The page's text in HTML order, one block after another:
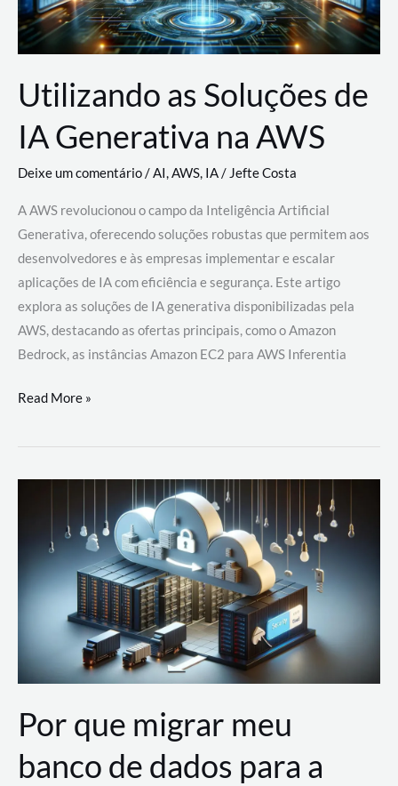
Utilizando as Soluções de
IA Generativa na AWS
Deixe um comentário/AI,AWS, IA/Jefte Costa
A AWS revolucionou o campo da Inteligência Artificial
Generativa, oferecendo soluções robustas que permitem aos
desenvolvedores e às empresas implementar e escalar
aplicações de IA com eficiência e segurança. Este artigo
explora as soluções de IA generativa disponibilizadas pela
AWS, destacando as ofertas principais, como o Amazon
Bedrock, as instâncias Amazon EC2 para AWS Inferentia
Utilizando
Soluções
AWS
Read More »
Por que migrar meu
banco de dados para a